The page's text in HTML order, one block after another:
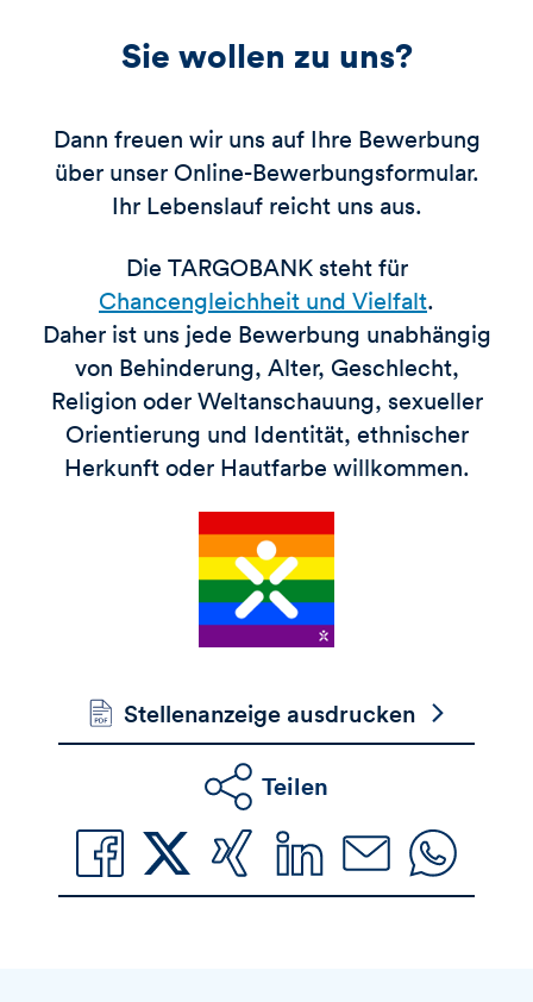
Sie wollen zu uns?
Dann freuen wir uns auf Ihre Bewerbung
über unser Online-Bewerbungsformular.
Ihr Lebenslauf reicht uns aus.
Die TARGOBANK steht für
Chancengleichheit und Vielfalt.
Daher ist uns jede Bewerbung unabhängig
von Behinderung, Alter, Geschlecht,
Religion oder Weltanschauung, sexueller
Orientierung und Identität, ethnischer
Herkunft oder Hautfarbe willkommen.
Stellenanzeige ausdrucken
Teilen